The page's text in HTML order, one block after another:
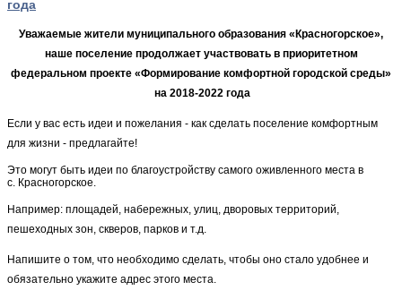
года
Уважаемые жители муниципального образования «Красногорское»,
наше поселение продолжает участвовать в приоритетном
федеральном проекте «Формирование комфортной городской среды»
на 2018-2022 года
Если у вас есть идеи и пожелания - как сделать поселение комфортным
для жизни - предлагайте!
Это могут быть идеи по благоустройству самого оживленного места в
с. Красногорское.
Например: площадей, набережных, улиц, дворовых территорий,
пешеходных зон, скверов, парков и т.д.
Напишите о том, что необходимо сделать, чтобы оно стало удобнее и
обязательно укажите адрес этого места.